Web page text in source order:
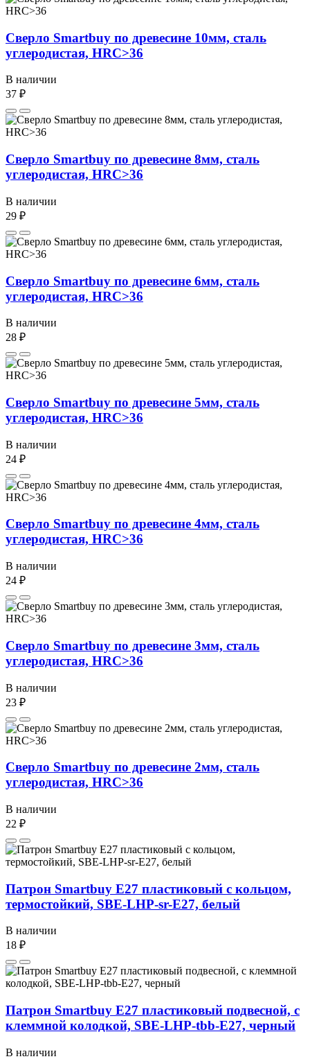
Сверло Smartbuy по древесине 10мм, сталь
углеродистая, HRC>36
В наличии
37 ₽
Сверло Smartbuy по древесине 8мм, сталь
углеродистая, HRC>36
В наличии
29 ₽
Сверло Smartbuy по древесине 6мм, сталь
углеродистая, HRC>36
В наличии
28 ₽
Сверло Smartbuy по древесине 5мм, сталь
углеродистая, HRC>36
В наличии
24 ₽
Сверло Smartbuy по древесине 4мм, сталь
углеродистая, HRC>36
В наличии
24 ₽
Сверло Smartbuy по древесине 3мм, сталь
углеродистая, HRC>36
В наличии
23 ₽
Сверло Smartbuy по древесине 2мм, сталь
углеродистая, HRC>36
В наличии
22 ₽
Патрон Smartbuy E27 пластиковый с кольцом,
термостойкий, SBE-LHP-sr-E27, белый
В наличии
18 ₽
Патрон Smartbuy E27 пластиковый подвесной, с
клеммной колодкой, SBE-LHP-tbb-E27, черный
В наличии